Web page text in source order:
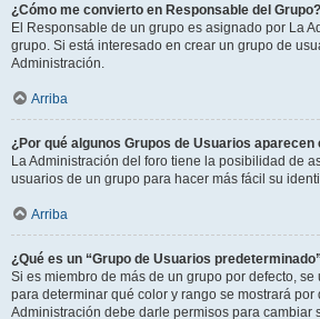
¿Cómo me convierto en Responsable del Grupo?
El Responsable de un grupo es asignado por La
grupo. Si está interesado en crear un grupo de
Administración.
Arriba
¿Por qué algunos Grupos de Usuarios
La Administración del foro tiene la posibilidad de
usuarios de un grupo para hacer más fácil su
Arriba
¿Qué es un “Grupo de Usuarios
Si es miembro de más de un grupo por defecto, se
para determinar qué color y rango se mostrará por
Administración debe darle permisos para cambiar